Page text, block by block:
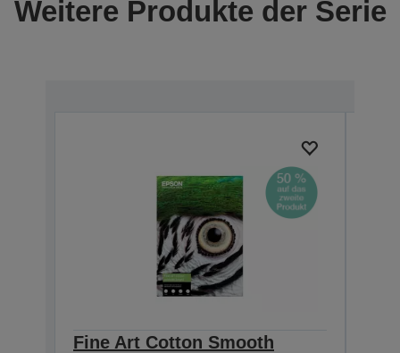
Weitere Produkte der Serie
Fine Art Cotton Smooth